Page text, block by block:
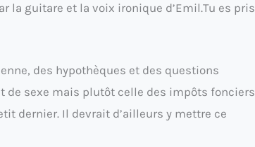
la guitare et la voix ironique d’Emil.Tu es pris
des hypothèques et des questions
de sexe mais plutôt celle des impôts fonciers
dernier. Il devrait d’ailleurs y mettre ce